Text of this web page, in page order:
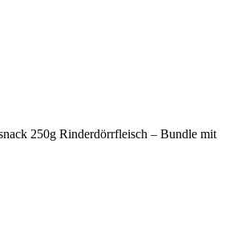
250g Rinderdörrfleisch – Bundle mit